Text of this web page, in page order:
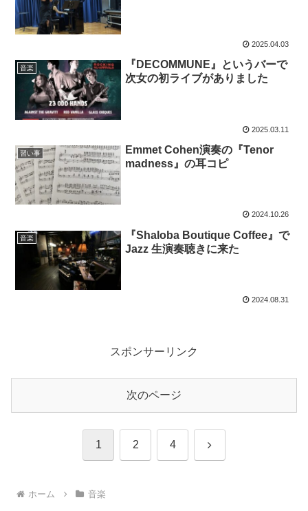
2025.04.03
音楽
『DECOMMUNE』というバーで
次女の初ライブがありました
2025.03.11
習い事
Emmet Cohen演奏の『Tenor
madness』の耳コピ
2024.10.26
音楽
『Shaloba Boutique Coffee』で
Jazz 生演奏聴きに来た
2024.08.31
スポンサーリンク
次のページ
1 2 4 次
ホーム 音楽